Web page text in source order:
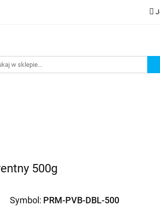
500g
Symbol: PRM-PVB-DBL-500